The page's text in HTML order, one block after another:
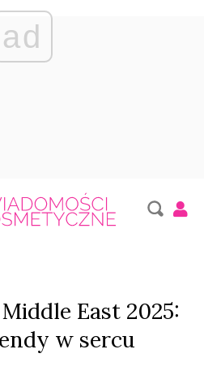
ad
East 2025:
w sercu